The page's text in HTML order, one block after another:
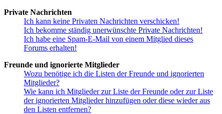
Private Nachrichten
Ich kann keine Privaten Nachrichten verschicken!
Ich bekomme ständig unerwünschte Private Nachrichten!
Ich habe eine Spam-E-Mail von einem Mitglied dieses
Forums erhalten!
Freunde und ignorierte Mitglieder
Wozu benötige ich die Listen der Freunde und ignorierten
Mitglieder?
Wie kann ich Mitglieder zur Liste der Freunde oder zur Liste
der ignorierten Mitglieder hinzufügen oder diese wieder aus
den Listen entfernen?